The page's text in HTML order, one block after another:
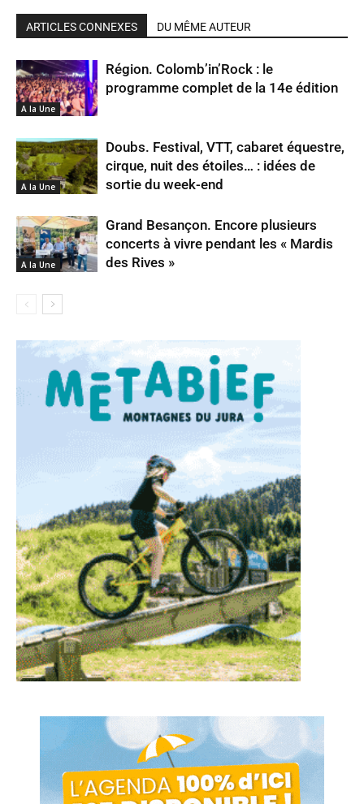
ARTICLES CONNEXES DU MÊME AUTEUR
A la Une
Région. Colomb’in’Rock : le
programme complet de la 14e édition
A la Une
Doubs. Festival, VTT, cabaret équestre,
cirque, nuit des étoiles… : idées de
sortie du week-end
A la Une
Grand Besançon. Encore plusieurs
concerts à vivre pendant les « Mardis
des Rives »